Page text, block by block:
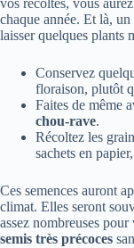
vos récoltes, vous
chaque année. Et là,
laisser quelques plants
Conservez
floraison, plutôt
Faites de même
chou-rave.
Récoltez les
sachets en
Ces semences auront
climat. Elles seront
assez nombreuses
semis très précoces